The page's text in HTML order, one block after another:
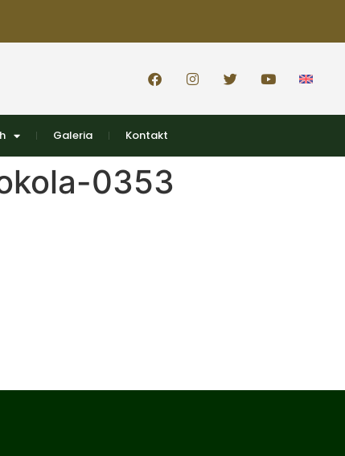
Galeria Kontakt
0353